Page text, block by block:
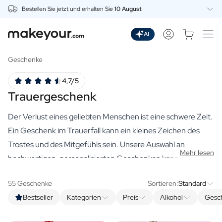
Bestellen Sie jetzt und erhalten Sie10 August
Getränke
Personalisierter Gin
Personalisierter Wodka
Personalisierter Rum
Personalisiertes Limoncello
Personalisierter Wermut
Personalisierter Spritz
Personalisierter Tequila
Biere
Personalisierter Rotwein
AI
Geschenke
Trauergeschenk
4,7/5
Der Verlust eines geliebten Menschen ist eine schwere Zeit.
Ein Geschenk im Trauerfall kann ein kleines Zeichen des
Trostes und des Mitgefühls sein. Unsere Auswahl an
hochwertigen, personalisierten Geschenken kann Ihnen in
um eine beruhigende Duftkerze, einen schönen
Blumenstrauß mit Vase oder eine Flasche mit dem
Mehr lesen
Bestseller Kategorien Preis Alkohol
55 Geschenke Sortieren:Standard